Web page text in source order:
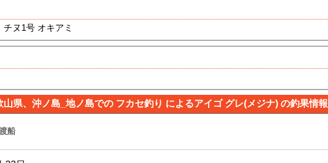
ヌ1号 オキアミ
山県、沖ノ島_地ノ島での フカセ釣り によるアイゴ グレ(メジナ) の釣果情報
船